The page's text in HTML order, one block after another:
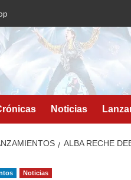
Noticias
ALBA RECHE
Noticias